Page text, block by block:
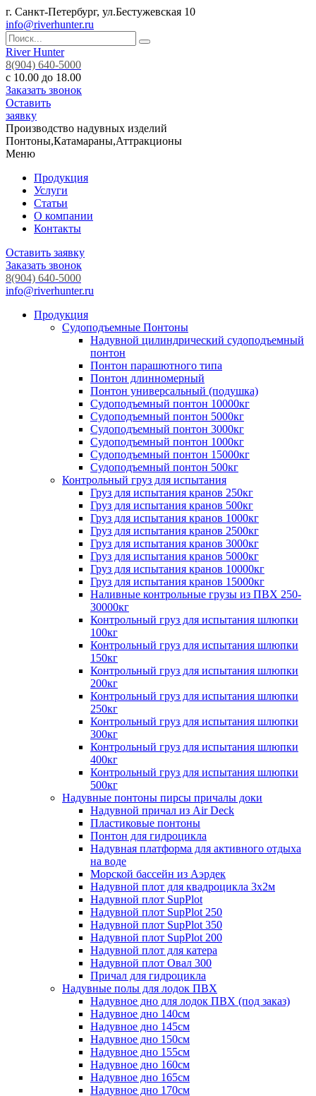
г. Санкт-Петербург, ул.Бестужевская 10
info@riverhunter.ru
River Hunter
8(904) 640-5000
с 10.00 до 18.00
Заказать звонок
Оставить
заявку
Производство надувных изделий
Понтоны,Катамараны,Аттракционы
Меню
Продукция
Услуги
Статьи
О компании
Контакты
Оставить заявку
Заказать звонок
8(904) 640-5000
info@riverhunter.ru
Продукция
Судоподъемные Понтоны
Надувной цилиндрический судоподъемный
понтон
Понтон парашютного типа
Понтон длинномерный
Понтон универсальный (подушка)
Судоподъемный понтон 10000кг
Судоподъемный понтон 5000кг
Судоподъемный понтон 3000кг
Судоподъемный понтон 1000кг
Судоподъемный понтон 15000кг
Судоподъемный понтон 500кг
Контрольный груз для испытания
Груз для испытания кранов 250кг
Груз для испытания кранов 500кг
Груз для испытания кранов 1000кг
Груз для испытания кранов 2500кг
Груз для испытания кранов 3000кг
Груз для испытания кранов 5000кг
Груз для испытания кранов 10000кг
Груз для испытания кранов 15000кг
Наливные контрольные грузы из ПВХ 250-
30000кг
Контрольный груз для испытания шлюпки
100кг
Контрольный груз для испытания шлюпки
150кг
Контрольный груз для испытания шлюпки
200кг
Контрольный груз для испытания шлюпки
250кг
Контрольный груз для испытания шлюпки
300кг
Контрольный груз для испытания шлюпки
400кг
Контрольный груз для испытания шлюпки
500кг
Надувные понтоны пирсы причалы доки
Надувной причал из Air Deck
Пластиковые понтоны
Понтон для гидроцикла
Надувная платформа для активного отдыха
на воде
Морской бассейн из Аэрдек
Надувной плот для квадроцикла 3х2м
Надувной плот SupPlot
Надувной плот SupPlot 250
Надувной плот SupPlot 350
Надувной плот SupPlot 200
Надувной плот для катера
Надувной плот Овал 300
Причал для гидроцикла
Надувные полы для лодок ПВХ
Надувное дно для лодок ПВХ (под заказ)
Надувное дно 140см
Надувное дно 145см
Надувное дно 150см
Надувное дно 155см
Надувное дно 160см
Надувное дно 165см
Надувное дно 170см